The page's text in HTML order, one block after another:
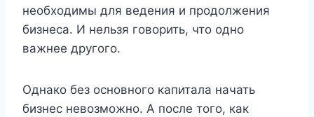
необходимы для ведения и продолжения
бизнеса. И нельзя говорить, что одно
важнее другого.
Однако без основного капитала начать
бизнес невозможно. А после того, как